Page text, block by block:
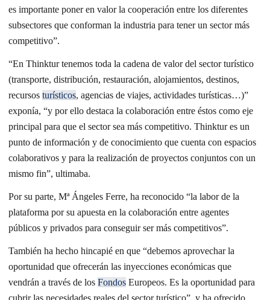
es importante poner en valor la cooperación entre los diferentes
subsectores que conforman la industria para tener un sector más
competitivo”.
“En Thinktur tenemos toda la cadena de valor del sector turístico
(transporte, distribución, restauración, alojamientos, destinos,
recursos turísticos, agencias de viajes, actividades turísticas…)”
exponía, “y por ello destaca la colaboración entre éstos como eje
principal para que el sector sea más competitivo. Thinktur es un
punto de información y de conocimiento que cuenta con espacios
colaborativos y para la realización de proyectos conjuntos con un
mismo fin”, ultimaba.
Por su parte, Mª Ángeles Ferre, ha reconocido “la labor de la
plataforma por su apuesta en la colaboración entre agentes
públicos y privados para conseguir ser más competitivos”.
También ha hecho hincapié en que “debemos aprovechar la
oportunidad que ofrecerán las inyecciones económicas que
vendrán a través de los Fondos Europeos. Es la oportunidad para